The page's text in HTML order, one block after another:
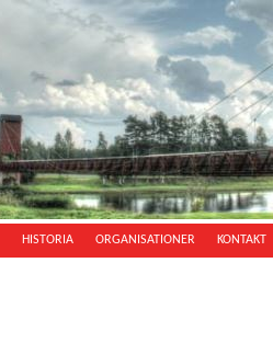
HISTORIA ORGANISATIONER KONTAKT